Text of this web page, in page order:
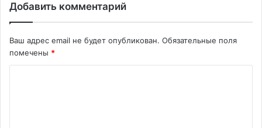
Добавить комментарий
Ваш адрес email не будет опубликован. Обязательные поля
помечены *